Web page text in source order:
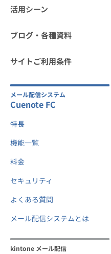
活用シーン
ブログ・各種資料
サイトご利用条件
メール配信システム
Cuenote FC
特長
機能一覧
料金
セキュリティ
よくある質問
メール配信システムとは
kintone メール配信